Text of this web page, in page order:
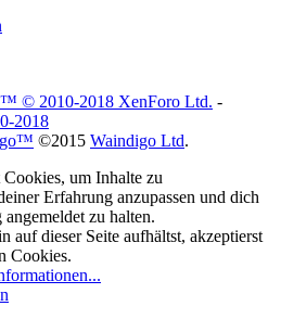
© 2010-2018 XenForo Ltd. -
2018
©2015 Waindigo Ltd.
um Inhalte zu
Erfahrung anzupassen und dich
zu halten.
auf dieser Seite aufhältst, akzeptierst
Cookies.